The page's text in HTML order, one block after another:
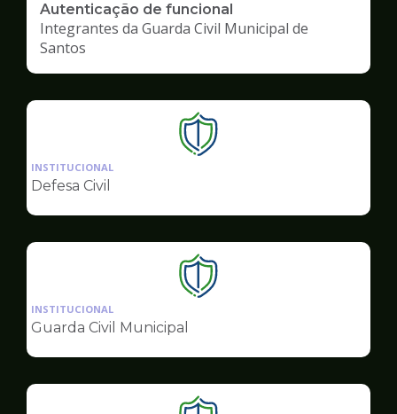
Autenticação de funcional
Integrantes da Guarda Civil Municipal de
Santos
Ilustração
da
Segurança
INSTITUCIONAL
Defesa Civil
Ilustração
da
Segurança
INSTITUCIONAL
Guarda Civil Municipal